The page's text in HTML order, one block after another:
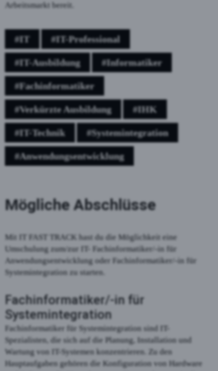
Arbeitsmarkt bereit.
#IT #IT-Professional
#IT-Ausbildung #Informatiker
#Fachinformatiker
#Verkürzte Ausbildung #IHK
#IT-Technik #Systemintegration
#Anwendungsentwicklung
Mögliche Abschlüsse
Mit IT FAST TRACK hast du die Möglichkeit eine
Umschulung zum/zur IT- Fachinformatiker/-in für
Anwendungsentwicklung oder Fachinformatiker/-in für
Systemintegration zu starten.
Fachinformatiker/-in für
Systemintegration
Fachinformatiker für Systemintegration sind IT-
Spezialisten, die sich auf die Planung, Installation und
Wartung von IT-Systemen konzentrieren. Zu den
Hauptaufgaben gehören die Konfiguration von Hardware